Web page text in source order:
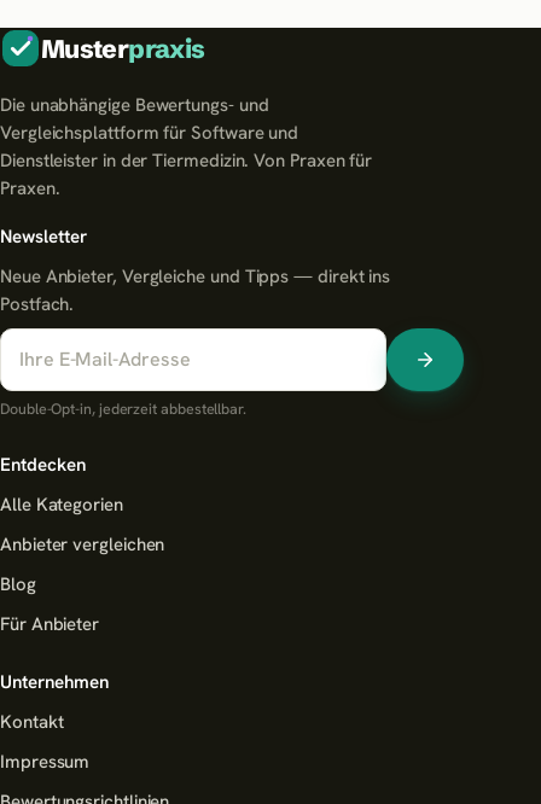
Musterpraxis
Die unabhängige Bewertungs- und
Vergleichsplattform für Software und
Dienstleister in der Tiermedizin. Von Praxen für
Praxen.
Newsletter
Neue Anbieter, Vergleiche und Tipps — direkt ins
Postfach.
Double-Opt-in, jederzeit abbestellbar.
Entdecken
Alle Kategorien
Anbieter vergleichen
Blog
Für Anbieter
Unternehmen
Kontakt
Impressum